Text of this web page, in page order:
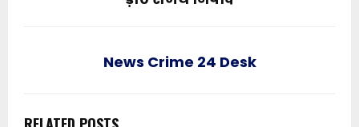
News Crime 24 Desk